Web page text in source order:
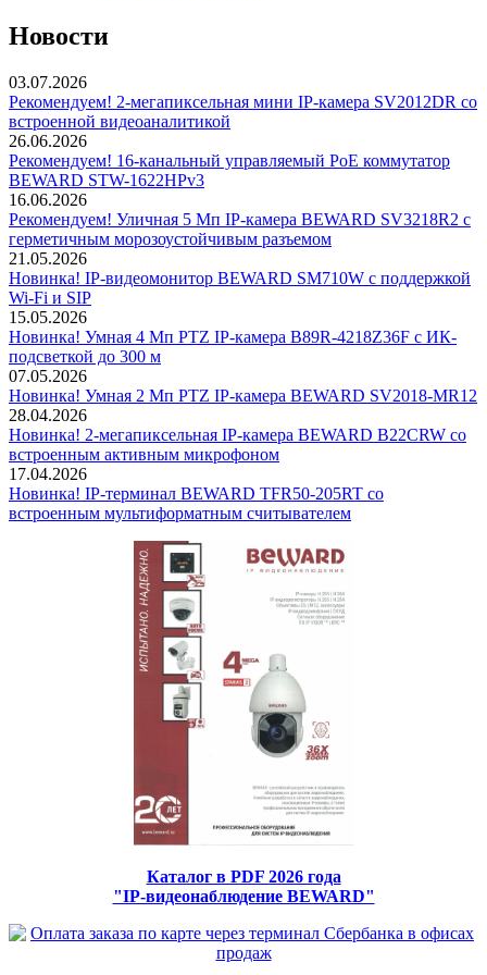
Новости
03.07.2026
Рекомендуем! 2-мегапиксельная мини IP-камера SV2012DR со
встроенной видеоаналитикой
26.06.2026
Рекомендуем! 16-канальный управляемый PoE коммутатор
BEWARD STW-1622HPv3
16.06.2026
Рекомендуем! Уличная 5 Мп IP-камера BEWARD SV3218R2 с
герметичным морозоустойчивым разъемом
21.05.2026
Новинка! IP-видеомонитор BEWARD SM710W с поддержкой
Wi-Fi и SIP
15.05.2026
Новинка! Умная 4 Мп PTZ IP-камера B89R-4218Z36F с ИК-
подсветкой до 300 м
07.05.2026
Новинка! Умная 2 Мп PTZ IP-камера BEWARD SV2018-MR12
28.04.2026
Новинка! 2-мегапиксельная IP-камера BEWARD B22CRW со
встроенным активным микрофоном
17.04.2026
Новинка! IP-терминал BEWARD TFR50-205RT со
встроенным мультиформатным считывателем
Каталог в PDF 2026 года
"IP-видеонаблюдение BEWARD"